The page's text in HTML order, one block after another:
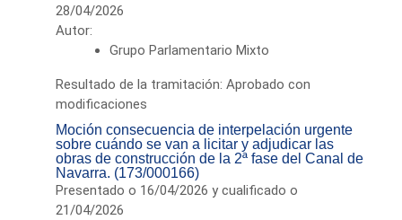
28/04/2026
Autor:
Grupo Parlamentario Mixto
Resultado de la tramitación: Aprobado con
modificaciones
Moción consecuencia de interpelación urgente
sobre cuándo se van a licitar y adjudicar las
obras de construcción de la 2ª fase del Canal de
Navarra. (173/000166)
Presentado o 16/04/2026 y cualificado o
21/04/2026